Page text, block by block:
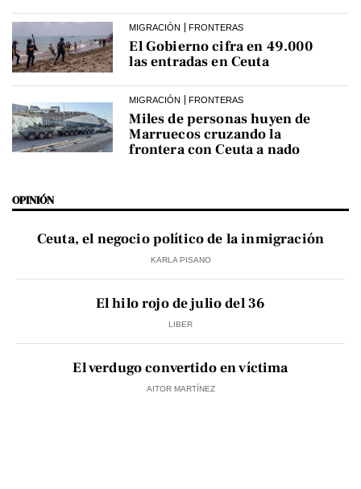
MIGRACIÓN FRONTERAS
El Gobierno cifra en 49.000
las entradas en Ceuta
MIGRACIÓN FRONTERAS
Miles de personas huyen de
Marruecos cruzando la
frontera con Ceuta a nado
OPINIÓN
Ceuta, el negocio político de la inmigración
KARLA PISANO
El hilo rojo de julio del 36
LIBER
El verdugo convertido en víctima
AITOR MARTÍNEZ